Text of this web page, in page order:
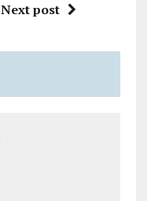
Next post